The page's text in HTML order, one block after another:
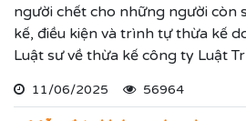
người chết cho những người còn
kế, điều kiện và trình tự thừa kế
Luật sư về thừa kế công ty Luật
mới nhất.
11/06/2025 56964